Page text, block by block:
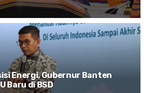
Energi, Gubernur Banten
Baru di BSD